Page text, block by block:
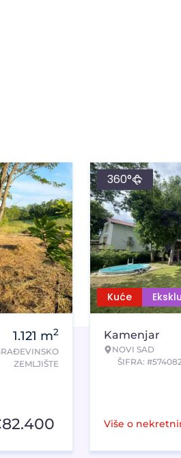
1.121 m2
ZEMLJIŠTE
82.400
Kuće
360°
Kamenjar
NOVI SAD
ŠIFRA:
Više o